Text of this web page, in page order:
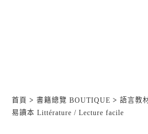
首頁 > 書籍總覽 BOUTIQUE > 語言教
易讀本 Littérature / Lecture facile